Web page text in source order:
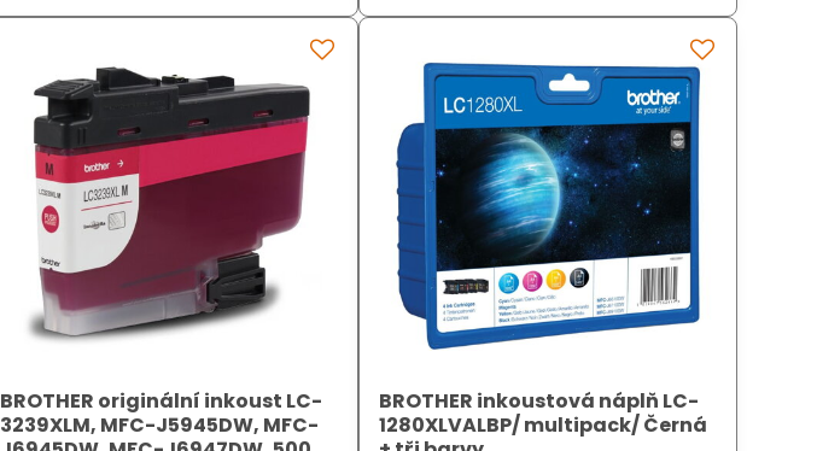
BROTHER originální inkoust LC-
3239XLM, MFC-J5945DW, MFC-
BROTHER inkoustová náplň LC-
1280XLVALBP/ multipack/ Černá